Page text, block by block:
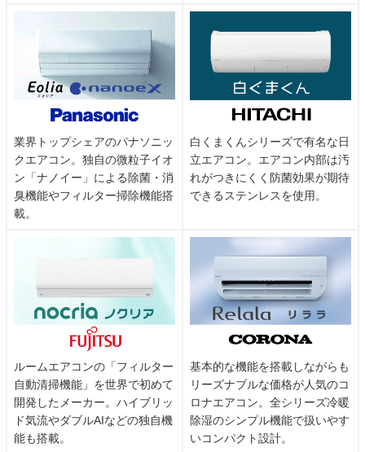
業界トップシェアのパナソニッ
クエアコン。独自の微粒子イオ
ン「ナノイー」による除菌・消
臭機能やフィルター掃除機能搭
載。
白くまくんシリーズで有名な日
立エアコン。エアコン内部は汚
れがつきにくく防菌効果が期待
できるステンレスを使用。
ルームエアコンの「フィルター
自動清掃機能」を世界で初めて
開発したメーカー。ハイブリッ
ド気流やダブルAIなどの独自機
能も搭載。
基本的な機能を搭載しながらも
リーズナブルな価格が人気のコ
ロナエアコン。全シリーズ冷暖
除湿のシンプル機能で扱いやす
いコンパクト設計。